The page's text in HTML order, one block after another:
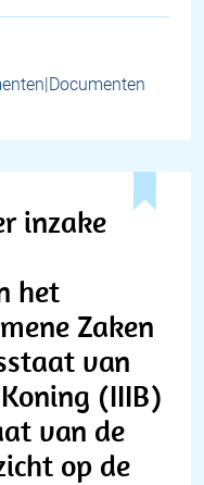
inzake
het
Zaken
van
(IIIB)
van de
op de